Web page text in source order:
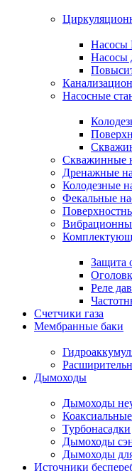
Насосы
Насосы
Насосные
Скважинные
Дренажные
Колодезные
Фекальные
Защита
Реле
Счетчики газа
Мембранные баки
Дымоходы
Дымоходы
Турбонасадки
Дымоходы
Дымоходы
Источники